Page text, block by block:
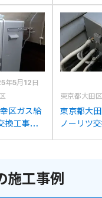
らノーリ
BLへの交
GT-
リツGT-
交換
年5月12日
区ガス給
換工事施
東京都大田区
東京都大
ノーリツ
換
施工事例